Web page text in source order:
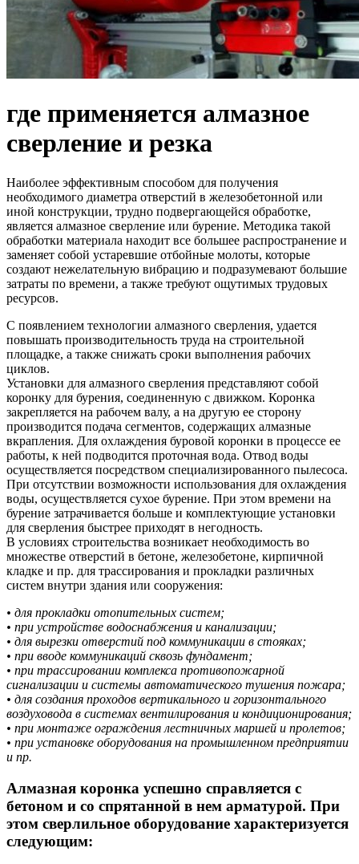
где применяется алмазное
сверление и резка
Наиболее эффективным способом для получения
необходимого диаметра отверстий в железобетонной или
иной конструкции, трудно подвергающейся обработке,
является алмазное сверление или бурение. Методика такой
обработки материала находит все большее распространение и
заменяет собой устаревшие отбойные молоты, которые
создают нежелательную вибрацию и подразумевают большие
затраты по времени, а также требуют ощутимых трудовых
ресурсов.
С появлением технологии алмазного сверления, удается
повышать производительность труда на строительной
площадке, а также снижать сроки выполнения рабочих
циклов.
Установки для алмазного сверления представляют собой
коронку для бурения, соединенную с движком. Коронка
закрепляется на рабочем валу, а на другую ее сторону
производится подача сегментов, содержащих алмазные
вкрапления. Для охлаждения буровой коронки в процессе ее
работы, к ней подводится проточная вода. Отвод воды
осуществляется посредством специализированного пылесоса.
При отсутствии возможности использования для охлаждения
воды, осуществляется сухое бурение. При этом времени на
бурение затрачивается больше и комплектующие установки
для сверления быстрее приходят в негодность.
В условиях строительства возникает необходимость во
множестве отверстий в бетоне, железобетоне, кирпичной
кладке и пр. для трассирования и прокладки различных
систем внутри здания или сооружения:
• для прокладки отопительных систем;
• при устройстве водоснабжения и канализации;
• для вырезки отверстий под коммуникации в стояках;
• при вводе коммуникаций сквозь фундамент;
• при трассировании комплекса противопожарной
сигнализации и системы автоматического тушения пожара;
• для создания проходов вертикального и горизонтального
воздуховода в системах вентилирования и кондиционирования;
• при монтаже ограждения лестничных маршей и пролетов;
• при установке оборудования на промышленном предприятии
и пр.
Алмазная коронка успешно справляется с
бетоном и со спрятанной в нем арматурой. При
этом сверлильное оборудование характеризуется
следующим: